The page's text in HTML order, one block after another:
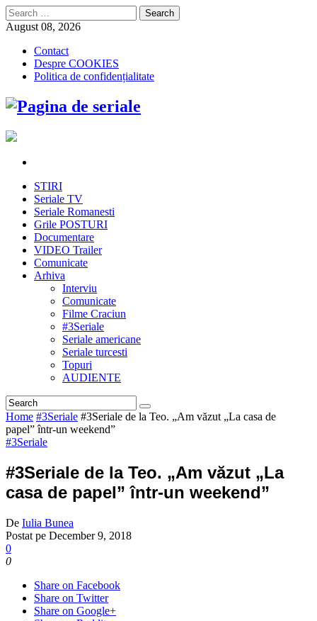
Search
for:
August 08, 2026
Contact
Despre COOKIES
Politica de confidențialitate
STIRI
Seriale TV
Seriale Romanesti
Grile POSTURI
Documentare
VIDEO Trailer
Comunicate
Arhiva
Interviu
Comunicate
Filme Craciun
#3Seriale
Seriale americane
Seriale turcesti
Topuri
AUDIENTE
Home #3Seriale #3Seriale de la Teo. „Am văzut „La casa de
papel” într-un weekend”
#3Seriale
#3Seriale de la Teo. „Am văzut „La
casa de papel” într-un weekend”
De Iulia Bunea
Postat pe December 9, 2018
0
0
Share on Facebook
Share on Twitter
Share on Google+